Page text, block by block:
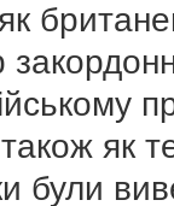
як
були